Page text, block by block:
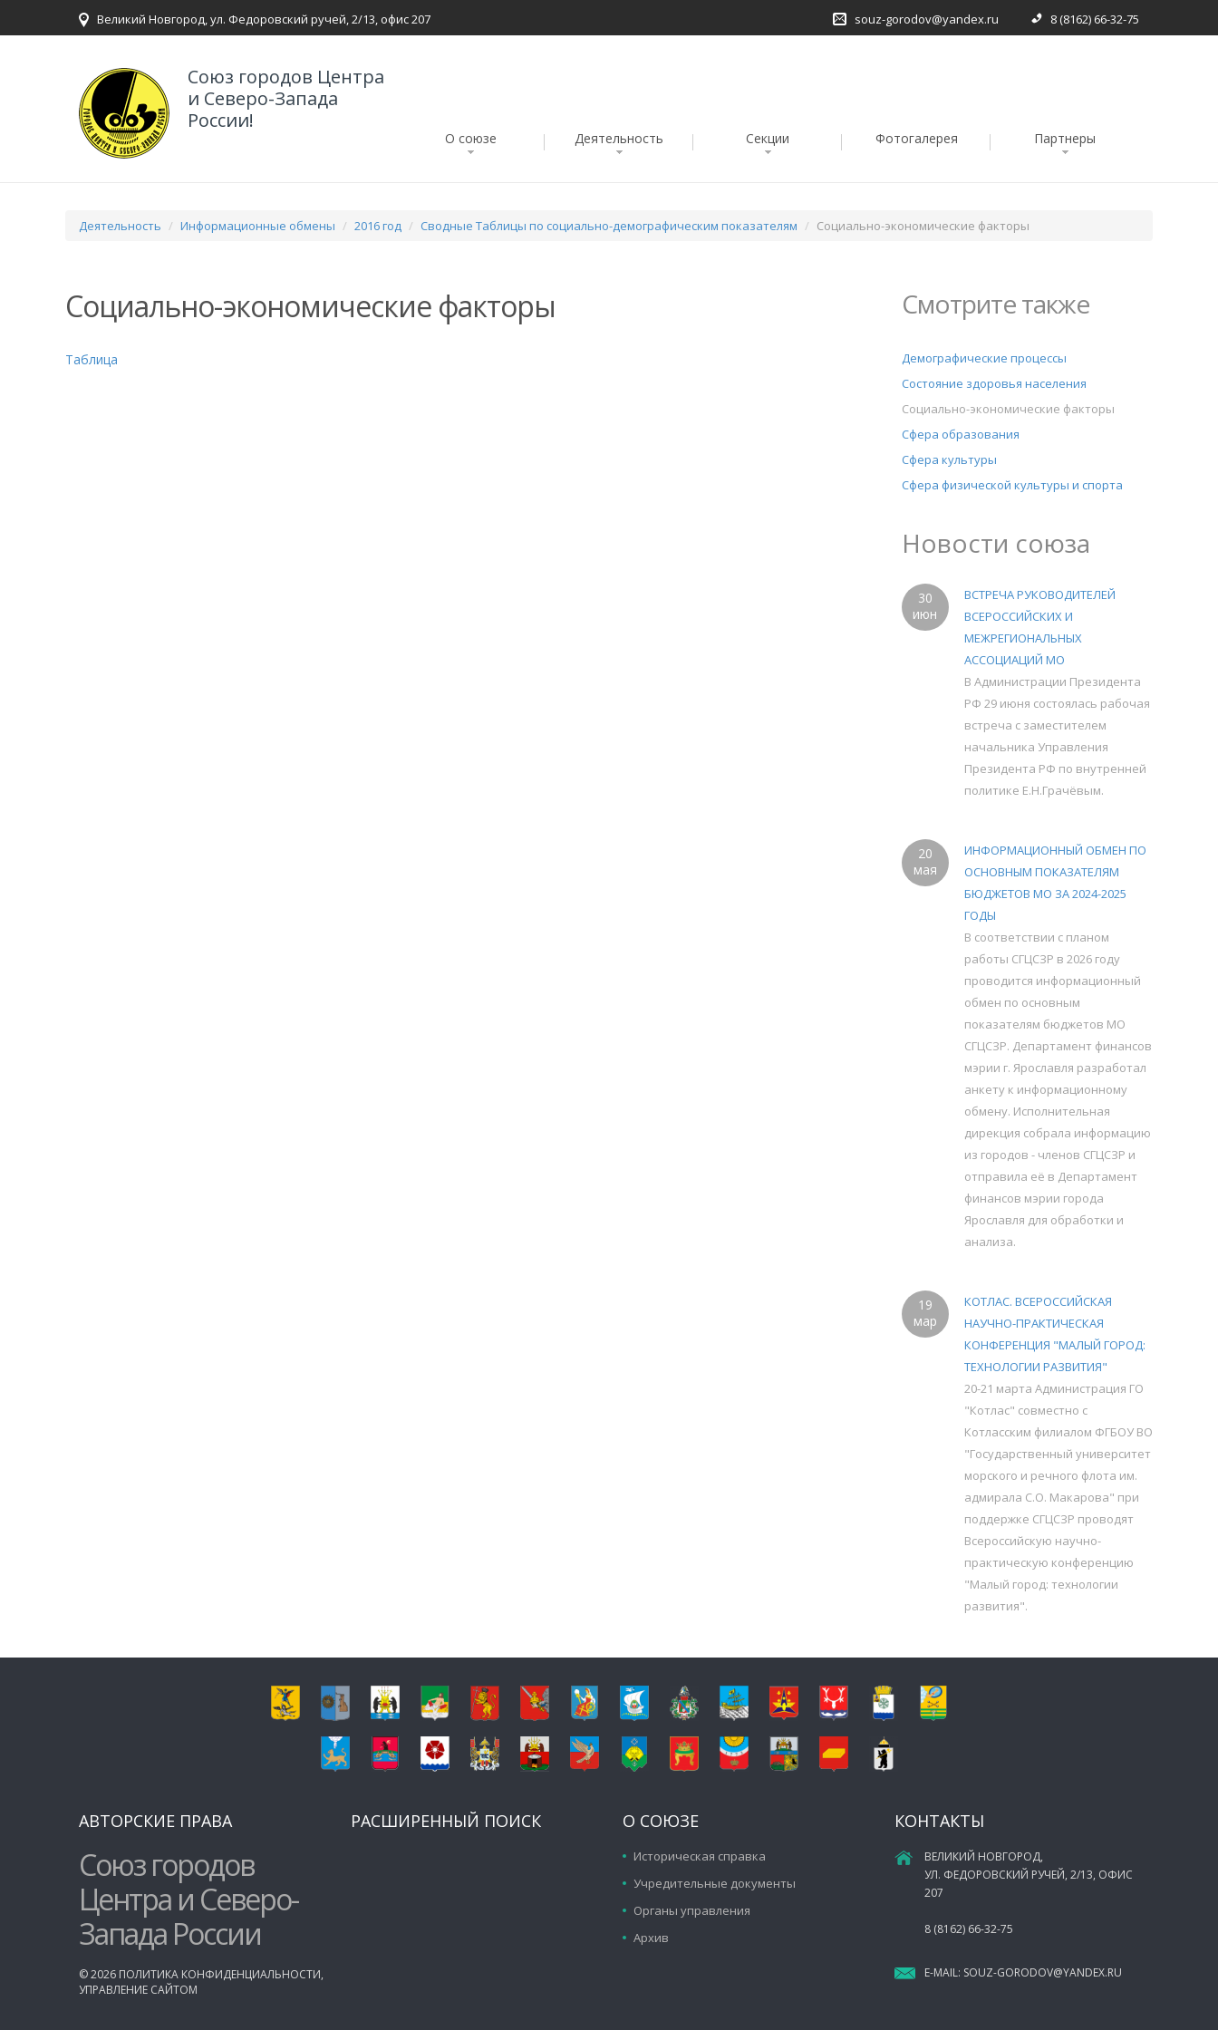
Великий Новгород, ул. Федоровский ручей, 2/13, офис 207 souz-gorodov@yandex.ru 8 (8162) 66-32-75
Союз городов Центра
и Северо-Запада
России!
О союзе Деятельность Секции Фотогалерея Партнеры
Деятельность Информационные обмены 2016 год Сводные Таблицы по социально-демографическим показателям Социально-экономические факторы
Социально-экономические факторы
Таблица
Смотрите также
Демографические процессы
Состояние здоровья населения
Социально-экономические факторы
Сфера образования
Сфера культуры
Сфера физической культуры и спорта
Новости союза
30
июн
ВСТРЕЧА РУКОВОДИТЕЛЕЙ
ВСЕРОССИЙСКИХ И
МЕЖРЕГИОНАЛЬНЫХ
АССОЦИАЦИЙ МО
В Администрации Президента
РФ 29 июня состоялась рабочая
встреча с заместителем
начальника Управления
Президента РФ по внутренней
политике Е.Н.Грачёвым.
20
мая
ИНФОРМАЦИОННЫЙ ОБМЕН ПО
ОСНОВНЫМ ПОКАЗАТЕЛЯМ
БЮДЖЕТОВ МО ЗА 2024-2025
ГОДЫ
В соответствии с планом
работы СГЦСЗР в 2026 году
проводится информационный
обмен по основным
показателям бюджетов МО
СГЦСЗР. Департамент финансов
мэрии г. Ярославля разработал
анкету к информационному
обмену. Исполнительная
дирекция собрала информацию
из городов - членов СГЦСЗР и
отправила её в Департамент
финансов мэрии города
Ярославля для обработки и
анализа.
19
мар
КОТЛАС. ВСЕРОССИЙСКАЯ
НАУЧНО-ПРАКТИЧЕСКАЯ
КОНФЕРЕНЦИЯ "МАЛЫЙ ГОРОД:
ТЕХНОЛОГИИ РАЗВИТИЯ"
20-21 марта Администрация ГО
"Котлас" совместно с
Котласским филиалом ФГБОУ ВО
"Государственный университет
морского и речного флота им.
адмирала С.О. Макарова" при
поддержке СГЦСЗР проводят
Всероссийскую научно-
практическую конференцию
"Малый город: технологии
развития".
АВТОРСКИЕ ПРАВА
Союз городов
Центра и Северо-
Запада России
©2026 ПОЛИТИКА КОНФИДЕНЦИАЛЬНОСТИ,
УПРАВЛЕНИЕ САЙТОМ
РАСШИРЕННЫЙ ПОИСК О СОЮЗЕ
Историческая справка
Учредительные документы
Органы управления
Архив
КОНТАКТЫ
ВЕЛИКИЙ НОВГОРОД,
УЛ. ФЕДОРОВСКИЙ РУЧЕЙ, 2/13, ОФИС
207
8 (8162) 66-32-75
E-MAIL: SOUZ-GORODOV@YANDEX.RU